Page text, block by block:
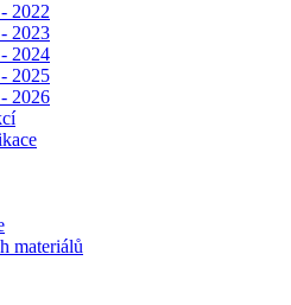
2022
2023
2024
2025
2026
materiálů